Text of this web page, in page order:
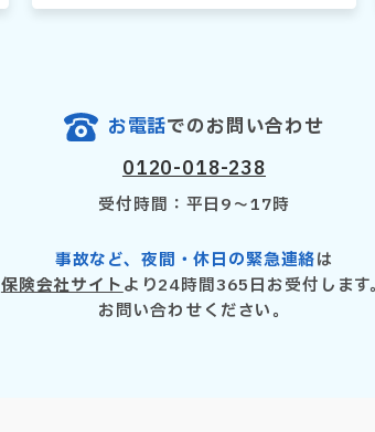
お電話でのお問い合わせ
0120-018-238
受付時間：平日9〜17時
事故など、夜間・休日の緊急連絡は
保険会社サイトより24時間365日お受付します。
お問い合わせください。